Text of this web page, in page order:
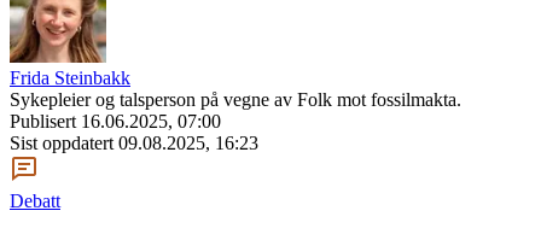
Frida Steinbakk
Sykepleier og talsperson på vegne av Folk mot fossilmakta.
Publisert 16.06.2025, 07:00
Sist oppdatert 09.08.2025, 16:23
Debatt